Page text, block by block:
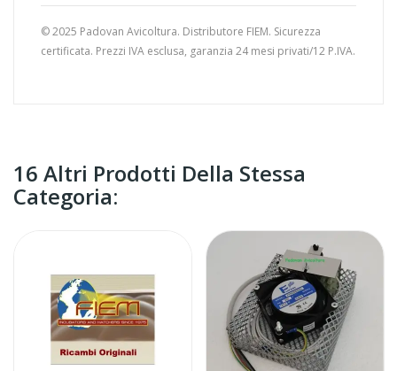
© 2025 Padovan Avicoltura. Distributore FIEM. Sicurezza
certificata. Prezzi IVA esclusa, garanzia 24 mesi privati/12 P.IVA.
16 Altri Prodotti Della Stessa
Categoria: